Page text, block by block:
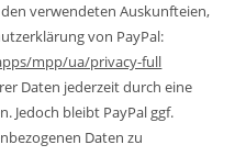
verwendeten Auskunfteien,
von PayPal:
mpp/ua/privacy-full
Daten jederzeit durch eine
Jedoch bleibt PayPal ggf.
Daten zu